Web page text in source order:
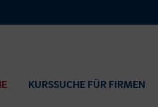
KURSSUCHE FÜR FIRMEN